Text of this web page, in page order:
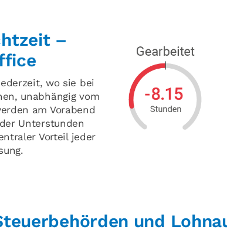
–
wo sie bei
unabhängig vom
am Vorabend
Unterstunden
Vorteil jeder
und